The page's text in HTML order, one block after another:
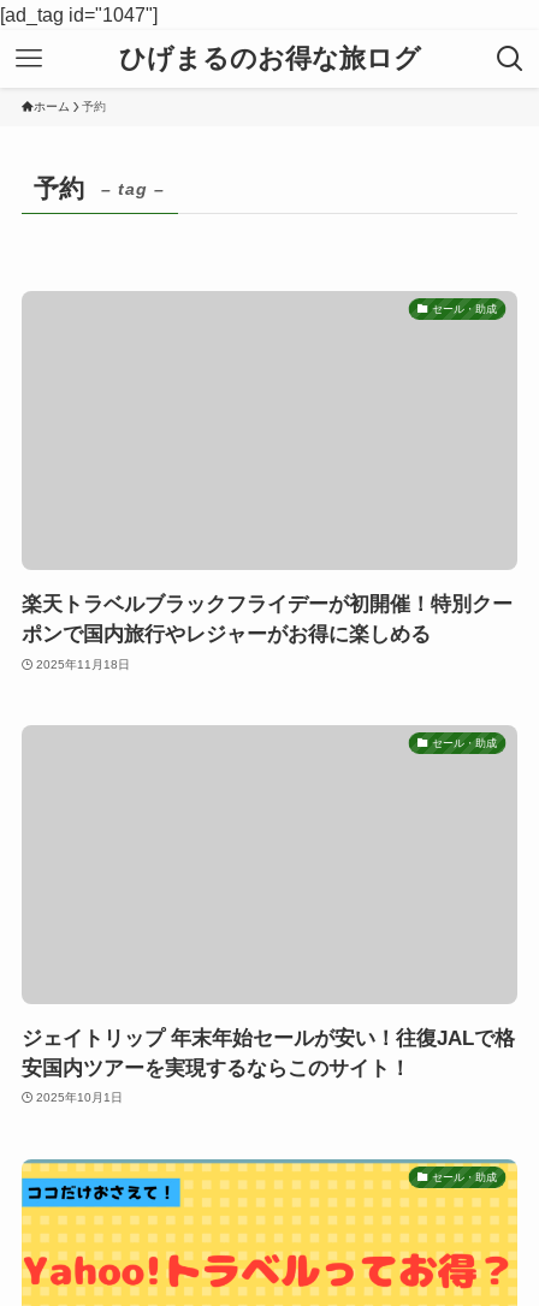
[ad_tag id="1047"]
ひげまるのお得な旅ログ
ホーム 予約
予約 – tag –
セール・助成
楽天トラベルブラックフライデーが初開催！特別クー
ポンで国内旅行やレジャーがお得に楽しめる
2025年11月18日
セール・助成
ジェイトリップ 年末年始セールが安い！往復JALで格
安国内ツアーを実現するならこのサイト！
2025年10月1日
セール・助成